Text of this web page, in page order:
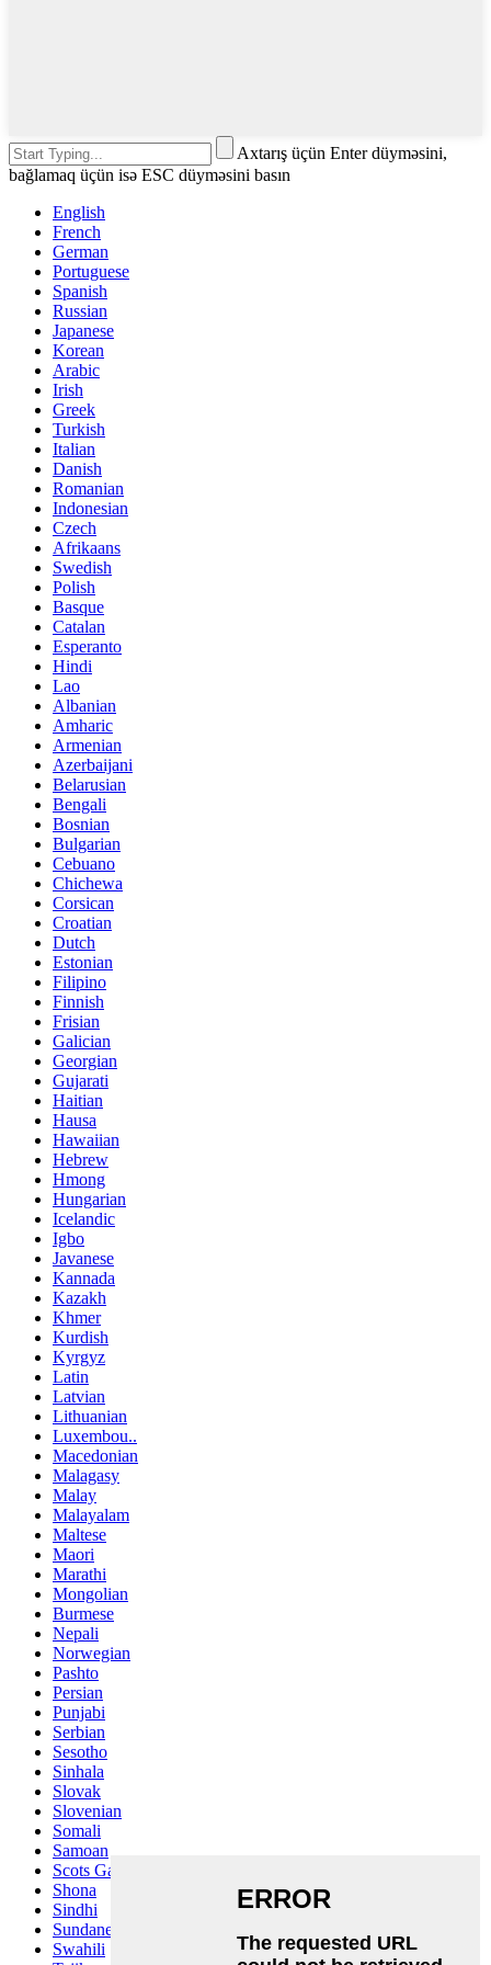
Axtarış üçün Enter düyməsini,
bağlamaq üçün isə ESC düyməsini basın
English
French
German
Portuguese
Spanish
Russian
Japanese
Korean
Arabic
Irish
Greek
Turkish
Italian
Danish
Romanian
Indonesian
Czech
Afrikaans
Swedish
Polish
Basque
Catalan
Esperanto
Hindi
Lao
Albanian
Amharic
Armenian
Azerbaijani
Belarusian
Bengali
Bosnian
Bulgarian
Cebuano
Chichewa
Corsican
Croatian
Dutch
Estonian
Filipino
Finnish
Frisian
Galician
Georgian
Gujarati
Haitian
Hausa
Hawaiian
Hebrew
Hmong
Hungarian
Icelandic
Igbo
Javanese
Kannada
Kazakh
Khmer
Kurdish
Kyrgyz
Latin
Latvian
Lithuanian
Luxembou..
Macedonian
Malagasy
Malay
Malayalam
Maltese
Maori
Marathi
Mongolian
Burmese
Nepali
Norwegian
Pashto
Persian
Punjabi
Serbian
Sesotho
Sinhala
Slovak
Slovenian
Somali
Samoan
Scots Gaelic
Shona
Sindhi
Sundanese
Swahili